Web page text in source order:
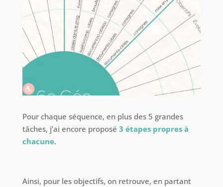
Pour chaque séquence, en plus des 5 grandes
tâches, j’ai encore proposé 3 étapes propres à
chacune.
Ainsi, pour les objectifs, on retrouve, en partant